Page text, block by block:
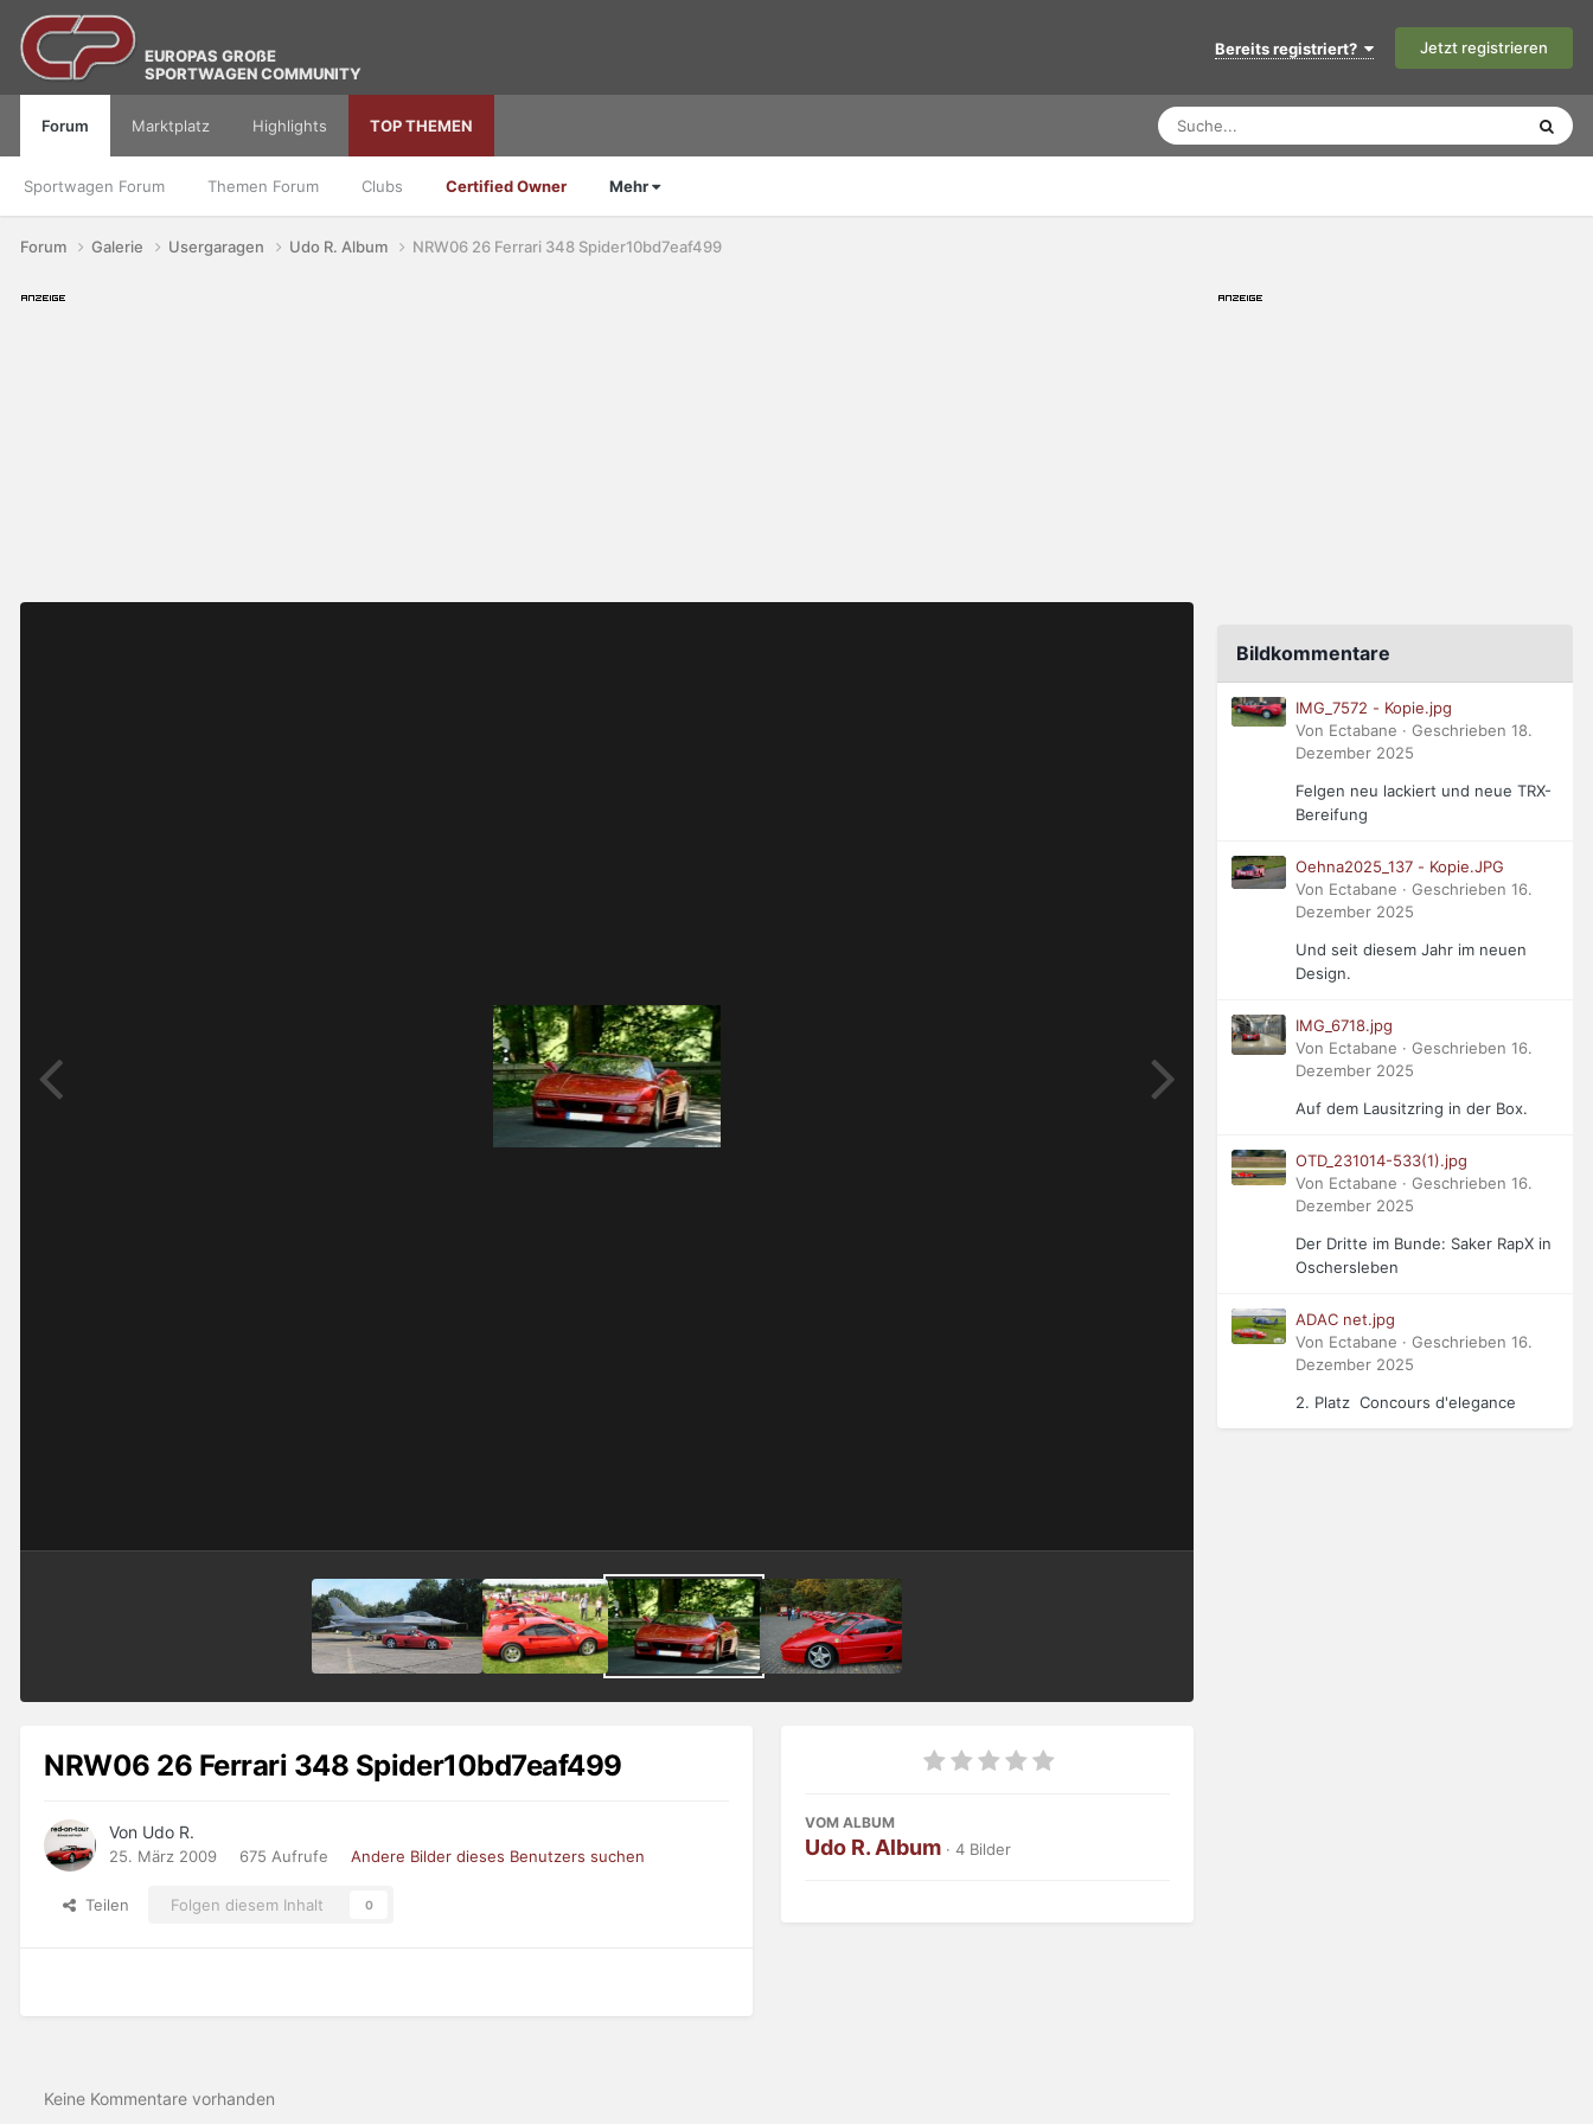
EUROPAS GROßE
SPORTWAGEN COMMUNITY
Bereits registriert? Jetzt registrieren
Forum
Sportwagen Forum Themen Forum Clubs Certified Owner Mehr
Marktplatz Highlights TOP THEMEN
Forum Galerie Usergaragen Udo R. Album NRW06 26 Ferrari 348 Spider10bd7eaf499
NRW06 26 Ferrari 348 Spider10bd7eaf499
Von Udo R.
25. März 2009 675 Aufrufe Andere Bilder dieses Benutzers suchen
Teilen Folgen diesem Inhalt 0
VOM ALBUM
Udo R. Album · 4 Bilder
Keine Kommentare vorhanden
Bildkommentare
IMG_7572 - Kopie.jpg
Von Ectabane · Geschrieben 18.
Dezember 2025
Felgen neu lackiert und neue TRX-
Bereifung
Oehna2025_137 - Kopie.JPG
Von Ectabane · Geschrieben 16.
Dezember 2025
Und seit diesem Jahr im neuen
Design.
IMG_6718.jpg
Von Ectabane · Geschrieben 16.
Dezember 2025
Auf dem Lausitzring in der Box.
OTD_231014-533(1).jpg
Von Ectabane · Geschrieben 16.
Dezember 2025
Der Dritte im Bunde: Saker RapX in
Oschersleben
ADAC net.jpg
Von Ectabane · Geschrieben 16.
Dezember 2025
2. Platz Concours d'elegance